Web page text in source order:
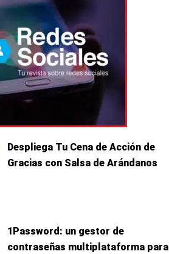
Despliega Tu Cena de Acción de
Gracias con Salsa de Arándanos
1Password: un gestor de
contraseñas multiplataforma para